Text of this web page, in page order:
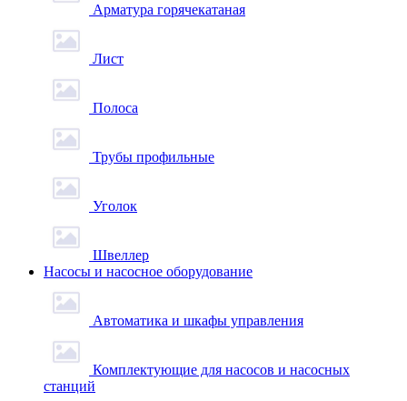
Арматура горячекатаная
Лист
Полоса
Трубы профильные
Уголок
Швеллер
Насосы и насосное оборудование
Автоматика и шкафы управления
Комплектующие для насосов и насосных
станций